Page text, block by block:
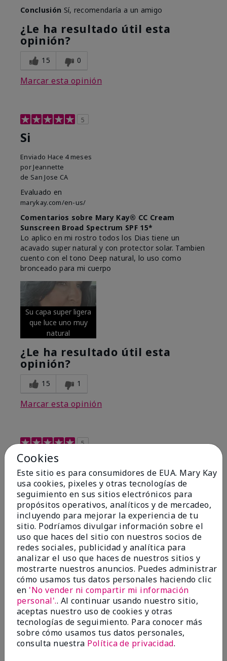
Conclusión Sí, recomendaría a un amigo
¿Le ha resultado útil esta
opinión?
15 0
Marcar esta opinión
5
Si
Enviado Hace 4 meses
por Jeannette
de San Jose CA
Evaluado en
marykay.com/en-us/
Comentarios sobre Mary Kay® CC Cream
Sunscreen Broad Spectrum SPF 15*
Lo aplico en mi rostro todos los Dias tiene un
acavado super natural y con protector solar. Tambien
cuento con el tono Deep natural, lo uso como
bronceado para mi cuerpo
Su capa super ligera
que luce uno muy
natural
¿Le ha resultado útil esta
opinión?
15 1
Marcar esta opinión
5
Excellent
EnviadoHace 4 meses
Coverly
deColumbia Missouri
Evaluado en
marykay.com/en-us/
Comentarios sobre Mary Kay® CC Cream
Sunscreen Broad Spectrum SPF 15*
I have been wearing the cc cream for 8 years now. I
absolutely love it. Its not cakey it's not heavy and it
blends effortlessly. I get compliments all the time.
10/10 I definitely recommend.
Mostrar Traducción
Cookies
Este sitio es para consumidores de EUA. Mary Kay
usa cookies, pixeles y otras tecnologías de
seguimiento en sus sitios electrónicos para
propósitos operativos, analíticos y de mercadeo,
incluyendo para mejorar la experiencia de tu
sitio. Podríamos divulgar información sobre el
uso que haces del sitio con nuestros socios de
redes sociales, publicidad y analítica para
analizar el uso que haces de nuestros sitios y
mostrarte nuestros anuncios. Puedes administrar
cómo usamos tus datos personales haciendo clic
en 'No vender ni compartir mi información
personal'.. Al continuar usando nuestro sitio,
aceptas nuestro uso de cookies y otras
tecnologías de seguimiento. Para conocer más
sobre cómo usamos tus datos personales,
consulta nuestra Política de privacidad.